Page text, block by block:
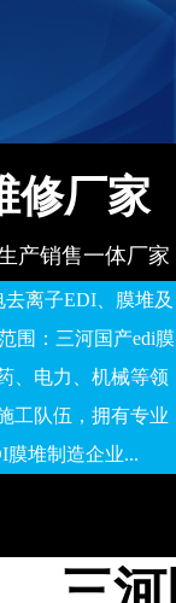
修厂家
产销售一体厂家
离子EDI、膜堆及
围：三河国产edi膜
、电力、机械等领
工队伍，拥有专业
膜堆制造企业...